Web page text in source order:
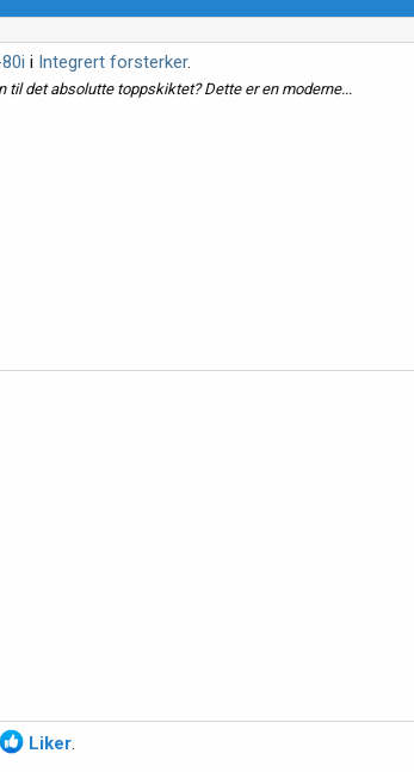
i Integrert forsterker.
til det absolutte toppskiktet? Dette er en moderne...
Liker.